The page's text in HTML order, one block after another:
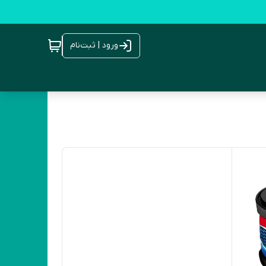
ورود | ثبت‌نام